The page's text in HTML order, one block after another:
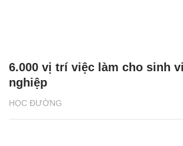
HỌC ĐƯỜNG
6.000 vị trí việc làm cho sinh
nghiệp